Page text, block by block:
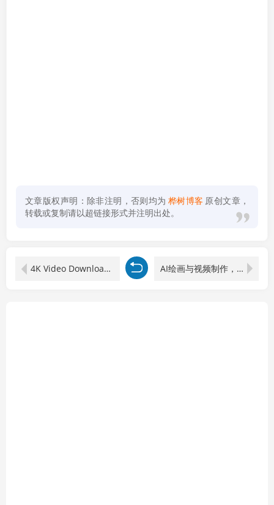
文章版权声明：除非注明，否则均为 桦树博客 原创文章，
转载或复制请以超链接形式并注明出处。
4K Video Downloader+ 25.0.4.0187 AI绘画与视频制作，剪映即梦AI课程，8大模块学习，成为创作高手